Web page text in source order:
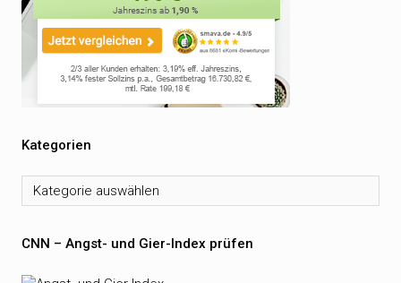
Kategorien
Kategorien
CNN – Angst- und Gier-Index prüfen